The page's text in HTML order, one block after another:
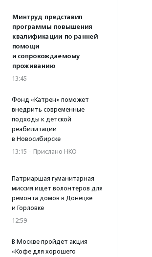
Минтруд представил
программы повышения
квалификации по ранней
помощи
и сопровождаемому
проживанию
13:45
Фонд «Катрен» поможет
внедрить современные
подходы к детской
реабилитации
в Новосибирске
13:15 · Прислано НКО
Патриаршая гуманитарная
миссия ищет волонтеров для
ремонта домов в Донецке
и Горловке
12:59
В Москве пройдет акция
«Кофе для хорошего